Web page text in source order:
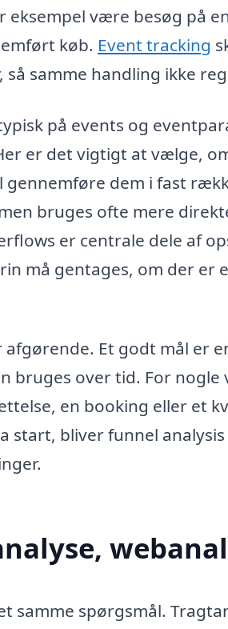
eksempel være besøg på
køb. Event tracking
så samme handling ikke
på events og
er det vigtigt at vælge,
gennemføre dem i fast
bruges ofte mere
er centrale dele af
må gentages, om der er
Et godt mål er
bruges over tid. For
en booking eller et
start, bliver funnel
samme spørgsmål.